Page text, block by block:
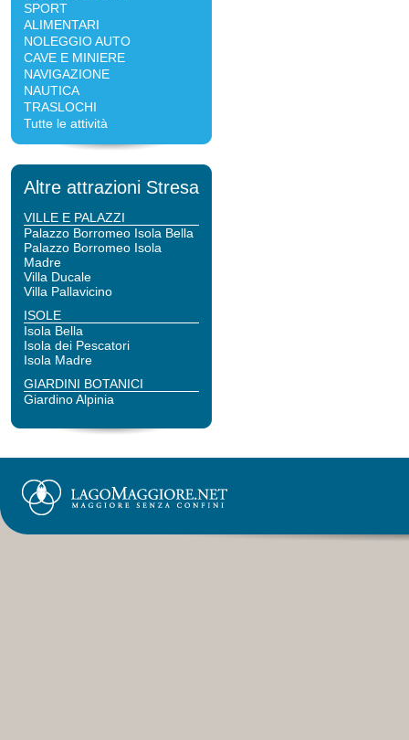
SPORT
ALIMENTARI
NOLEGGIO AUTO
CAVE E MINIERE
NAVIGAZIONE
NAUTICA
TRASLOCHI
Tutte le attività
Altre attrazioni Stresa
VILLE E PALAZZI
Palazzo Borromeo Isola Bella
Palazzo Borromeo Isola
Madre
Villa Ducale
Villa Pallavicino
ISOLE
Isola Bella
Isola dei Pescatori
Isola Madre
GIARDINI BOTANICI
Giardino Alpinia